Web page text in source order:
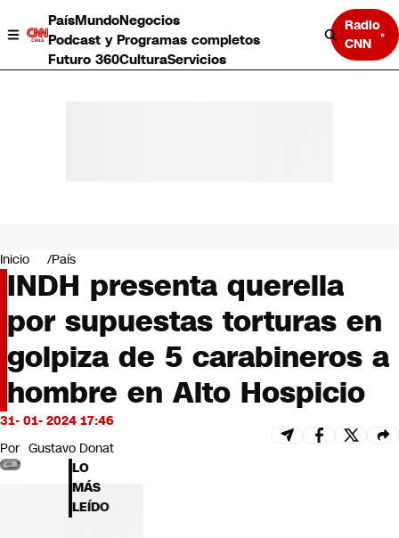
PaísMundoNegocios
Podcast y Programas completos
Futuro 360CulturaServicios
Radio
CNN
Negocios
Deportes
Programas completos
Cultura
Servicios
Bits
CNN Data
CNN tiempo
Futuro 360
Inicio País
INDH presenta querella
por supuestas torturas en
golpiza de 5 carabineros a
hombre en Alto Hospicio
31- 01- 2024 17:46
Por Gustavo Donat
LO
MÁS
LEÍDO